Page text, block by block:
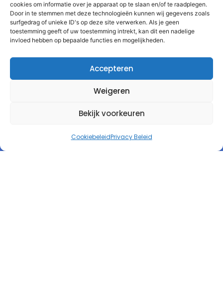
cookies om informatie over je apparaat op te slaan en/of te raadplegen.
Door in te stemmen met deze technologieën kunnen wij gegevens zoals
surfgedrag of unieke ID's op deze site verwerken. Als je geen
toestemming geeft of uw toestemming intrekt, kan dit een nadelige
invloed hebben op bepaalde functies en mogelijkheden.
Accepteren
Weigeren
Bekijk voorkeuren
CookiebeleidPrivacy Beleid